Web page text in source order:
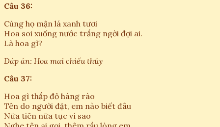
Câu 36:
Cùng họ mận lá xanh tươi
Hoa soi xuống nước trắng ngời đợi ai.
Là hoa gì?
Đáp án: Hoa mai chiếu thủy
Câu 37:
Hoa gì thắp đỏ hàng rào
Tên do người đặt, em nào biết đâu
Nửa tiên nửa tục vì sao